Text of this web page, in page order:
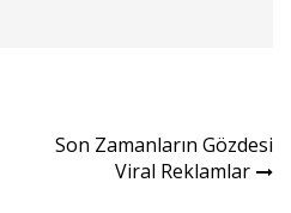
Son Zamanların Gözdesi
Viral Reklamlar